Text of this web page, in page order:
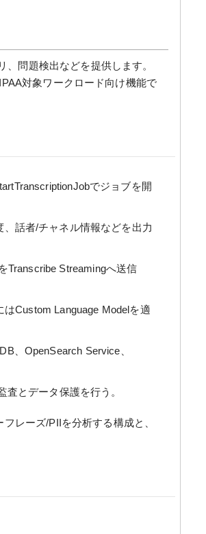
問題検出などを提供します。
対象ワークロード向け機能で
でジョブを開
話者/チャネル情報などを出力
Transcribe Streamingへ送信
Custom Language Modelを適
、OpenSearch Service、
とデータ保護を行う。
レーズ/PIIを分析する構成と、